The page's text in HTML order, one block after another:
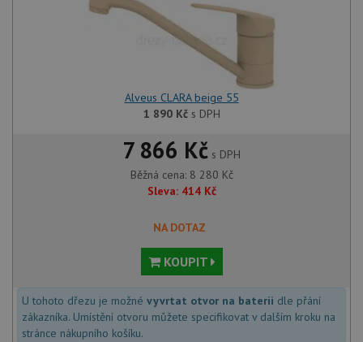
Alveus CLARA beige 55
1 890 Kčs DPH
7 866 Kč s DPH
Běžná cena: 8 280 Kč
Sleva: 414 Kč
NA DOTAZ
KOUPIT
U tohoto dřezu je možné vyvrtat otvor na baterii dle přání
zákazníka. Umístění otvoru můžete specifikovat v dalším kroku na
stránce nákupního košíku.